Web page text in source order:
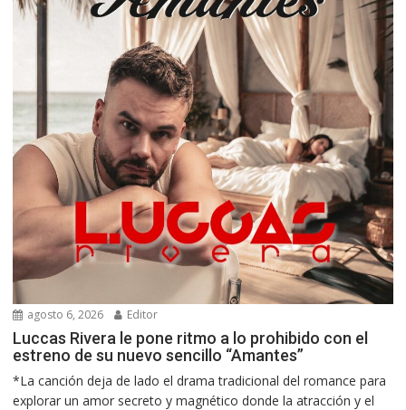
agosto 6, 2026 Editor
Luccas Rivera le pone ritmo a lo prohibido con el
estreno de su nuevo sencillo “Amantes”
*La canción deja de lado el drama tradicional del romance para
explorar un amor secreto y magnético donde la atracción y el